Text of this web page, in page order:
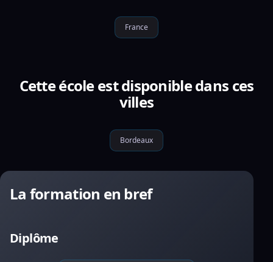
France
Cette école est disponible dans ces
villes
Bordeaux
La formation en bref
Diplôme